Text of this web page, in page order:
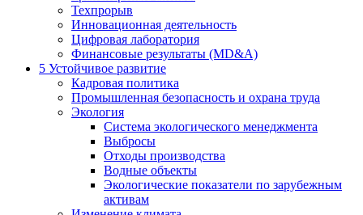
Техпрорыв
Инновационная деятельность
Цифровая лаборатория
Финансовые результаты (MD&A)
5 Устойчивое развитие
Кадровая политика
Промышленная безопасность и охрана труда
Экология
Система экологического менеджмента
Выбросы
Отходы производства
Водные объекты
Экологические показатели по зарубежным
активам